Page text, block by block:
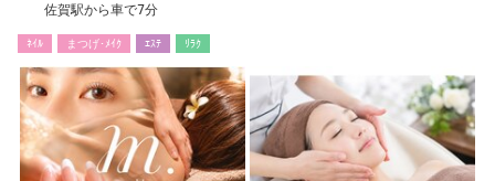
佐賀駅から車で7分
ﾈｲﾙ まつげ･ﾒｲｸ ｴｽﾃ ﾘﾗｸ